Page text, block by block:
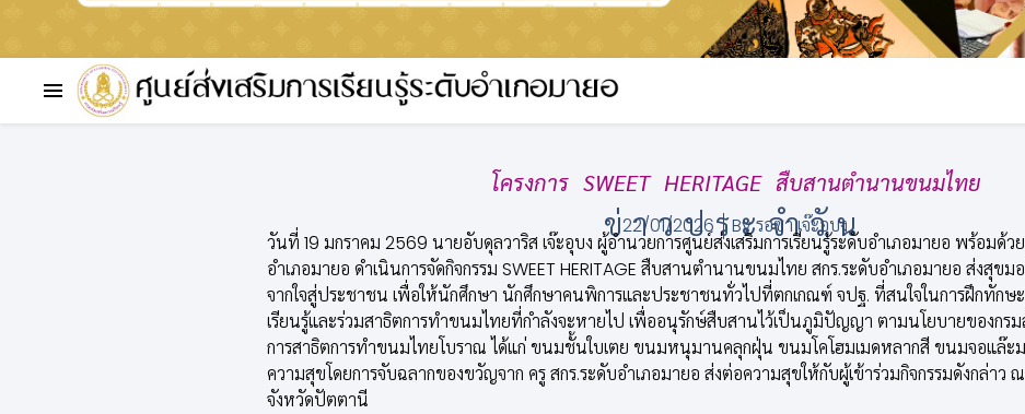
ข่าวประจำวัน
โครงการ SWEET HERITAGE สืบสานตำนานขนมไทย
22/01/2026 Byรอซา เจ๊ะอุบง
วันที่ 19 มกราคม 2569 นายอับดุลวาริส เจ๊ะอุบง ผู้อำนวยการศูนย์ส่งเสริมการเรียนรู้ระดับอำเภอมายอ พร้อมด้ว
อำเภอมายอ ดำเนินการจัดกิจกรรม SWEET HERITAGE สืบสานตำนานขนมไทย สกร.ระดับอำเภอมายอ ส่งสุ
จากใจสู่ประชาชน เพื่อให้นักศึกษา นักศึกษาคนพิการและประชาชนทั่วไปที่ตกเกณฑ์ จปฐ. ที่สนใจในการฝึกทักษ
เรียนรู้และร่วมสาธิตการทำขนมไทยที่กำลังจะหายไป เพื่ออนุรักษ์สืบสานไว้เป็นภูมิปัญญา ตามนโยบายของกรมส่
การสาธิตการทำขนมไทยโบราณ ได้แก่ ขนมชั้นใบเตย ขนมหนุมานคลุกฝุ่น ขนมโคโฮมเมดหลากสี ขนมจอแล๊ะ
ความสุขโดยการจับฉลากของขวัญจาก ครู สกร.ระดับอำเภอมายอ ส่งต่อความสุขให้กับผู้เข้าร่วมกิจกรรมดังกล่าว
จังหวัดปัตตานี